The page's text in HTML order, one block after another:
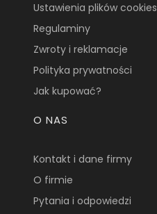
Ustawienia plików cookies
Regulaminy
Zwroty i reklamacje
Polityka prywatności
Jak kupować?
O NAS
Kontakt i dane firmy
O firmie
Pytania i odpowiedzi